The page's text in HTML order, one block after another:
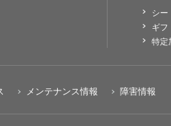
シー
ギフ
特定
メンテナンス情報 障害情報